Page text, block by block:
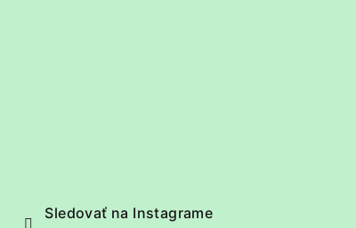
Sledovať na Instagrame